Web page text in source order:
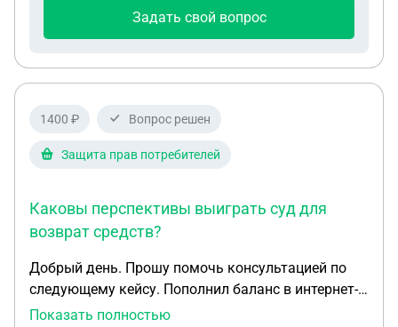
Задать свой вопрос
1400 ₽ Вопрос решен
Защита прав потребителей
Каковы перспективы выиграть суд для
возврат средств?
Добрый день. Прошу помочь консультацией по
следующему кейсу. Пополнил баланс в интернет-
магазине двумя платежами. С баланса можно
Показать полностью